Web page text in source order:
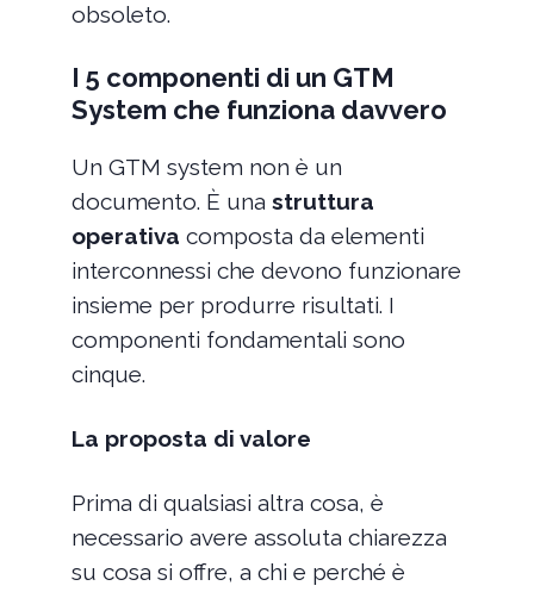
obsoleto.
I 5 componenti di un GTM
System che funziona davvero
Un GTM system non è un
documento. È una struttura
operativa composta da elementi
interconnessi che devono funzionare
insieme per produrre risultati. I
componenti fondamentali sono
cinque.
La proposta di valore
Prima di qualsiasi altra cosa, è
necessario avere assoluta chiarezza
su cosa si offre, a chi e perché è